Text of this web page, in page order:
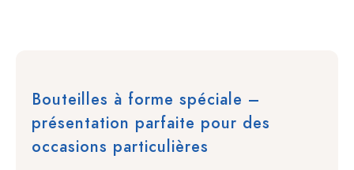
Bouteilles à forme spéciale –
présentation parfaite pour des
occasions particulières